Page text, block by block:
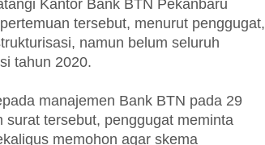
Kantor Bank BTN Pekanbaru
tersebut, menurut penggugat,
namun belum seluruh
tahun 2020.
manajemen Bank BTN pada 29
tersebut, penggugat meminta
memohon agar skema